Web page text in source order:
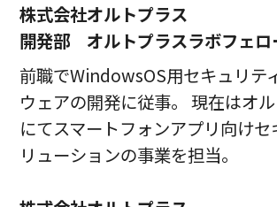
株式会社オルトプラス
開発部 オルトプラスラボフェ
前職でWindowsOS用セキュリテ
ウェアの開発に従事。 現在はオ
にてスマートフォンアプリ向けセ
リューションの事業を担当。